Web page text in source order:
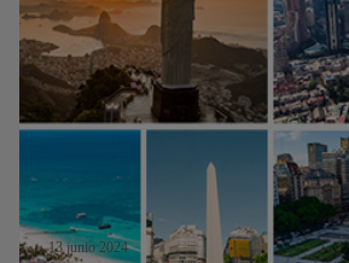
13 junio 2024